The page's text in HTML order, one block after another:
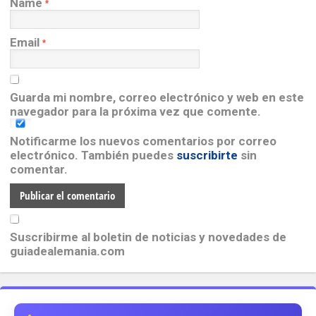
Name *
Email *
Guarda mi nombre, correo electrónico y web en este
navegador para la próxima vez que comente.
Notificarme los nuevos comentarios por correo
electrónico. También puedes suscribirte sin
comentar.
Suscribirme al boletin de noticias y novedades de
guiadealemania.com